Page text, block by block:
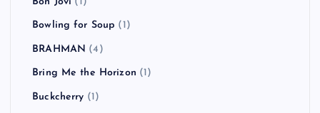
Bowling for Soup (1)
BRAHMAN (4)
Bring Me the Horizon (1)
Buckcherry (1)